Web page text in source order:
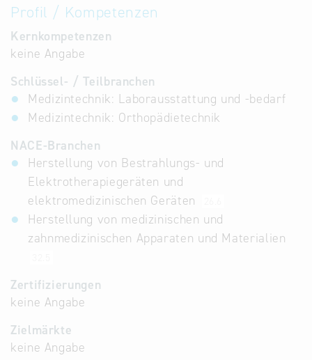
Profil / Kompetenzen
Kernkompetenzen
keine Angabe
Schlüssel- / Teilbranchen
Medizintechnik: Laborausstattung und -bedarf
Medizintechnik: Orthopädietechnik
NACE-Branchen
Herstellung von Bestrahlungs- und
Elektrotherapiegeräten und
elektromedizinischen Geräten
Herstellung von medizinischen und
zahnmedizinischen Apparaten und Materialien
Zertifizierungen
keine Angabe
Zielmärkte
keine Angabe